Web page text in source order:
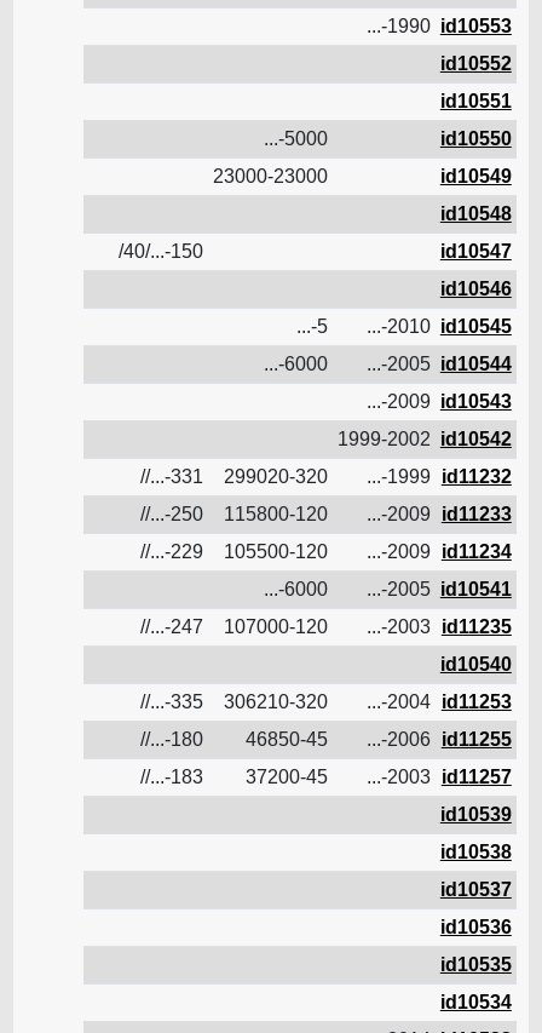
id10553
1990-...
id10552
id10551
id10550
5000-...
id10549
23000-23000
id10548
id10547
150-.../40/
id10546
id10545
2010-...
5-...
id10544
2005-...
6000-...
id10543
2009-...
id10542
1999-2002
id11232
1999-...
299020-320
331-...//
id11233
2009-...
115800-120
250-...//
id11234
2009-...
105500-120
229-...//
id10541
2005-...
6000-...
id11235
2003-...
107000-120
247-...//
id10540
id11253
2004-...
306210-320
335-...//
id11255
2006-...
46850-45
180-...//
id11257
2003-...
37200-45
183-...//
id10539
id10538
id10537
id10536
id10535
id10534